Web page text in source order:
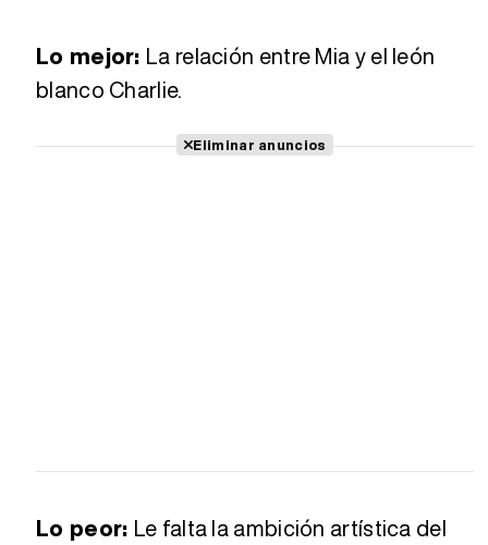
Lo mejor: La relación entre Mia y el león
blanco Charlie.
Eliminar anuncios
Lo peor: Le falta la ambición artística del